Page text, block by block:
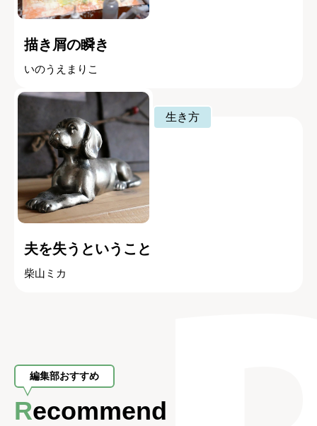
描き屑の瞬き
いのうえまりこ
生き方
夫を失うということ
柴山ミカ
編集部おすすめ
Recommend